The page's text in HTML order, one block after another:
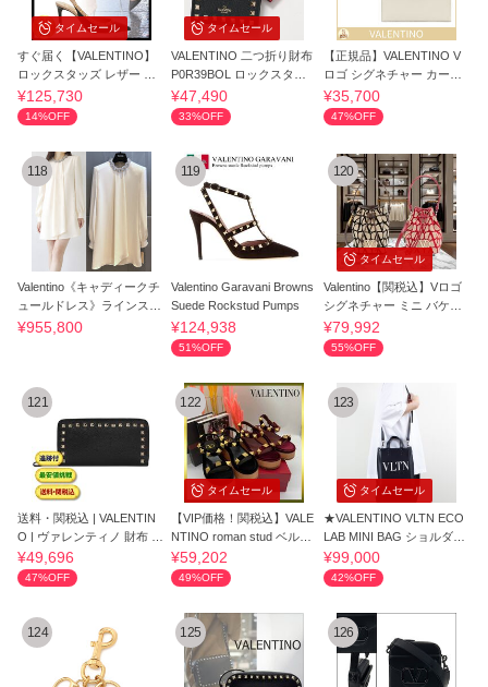
タイムセール
すぐ届く【VALENTINO】
ロックスタッズ レザー パ
ンプス 85mm
¥125,730
14%OFF
タイムセール
VALENTINO 二つ折り財布
P0R39BOL ロックスタッ
ズ
¥47,490
33%OFF
【正規品】VALENTINO V
ロゴ シグネチャー カード
ケース
¥35,700
47%OFF
118
Valentino《キャディークチ
ュールドレス》ラインスト
ーン 直営店
¥955,800
119
Valentino Garavani Browns
Suede Rockstud Pumps
¥124,938
51%OFF
タイムセール
120
Valentino【関税込】Vロゴ
シグネチャー ミニ バケッ
トバッグ
¥79,992
55%OFF
121
送料・関税込 | VALENTIN
O | ヴァレンティノ 財布 5
W2P0645 VSH
¥49,696
47%OFF
タイムセール
122
【VIP価格！関税込】VALE
NTINO roman stud ベルベ
ットサンダル
¥59,202
49%OFF
タイムセール
123
★VALENTINO VLTN ECO
LAB MINI BAG ショルダー
バッグ
¥99,000
42%OFF
124 125 126